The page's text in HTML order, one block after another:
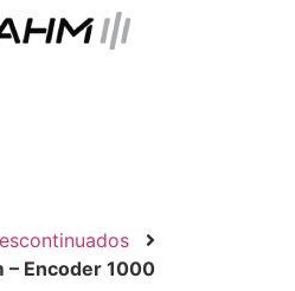
– Encoder 1000